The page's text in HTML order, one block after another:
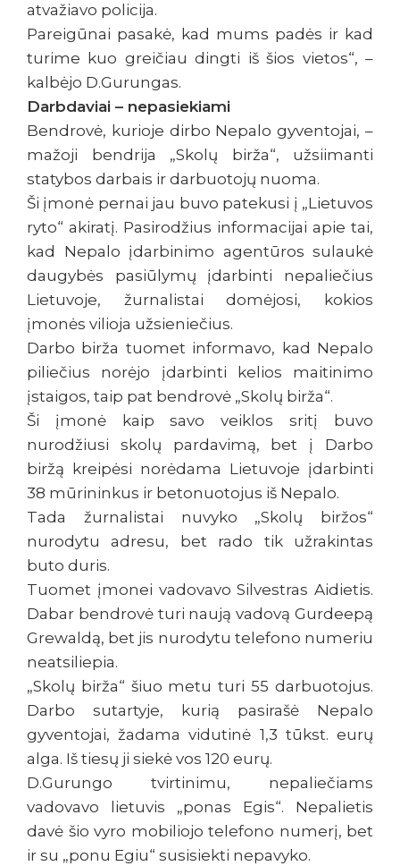
atvažiavo policija.
Pareigūnai pasakė, kad mums padės ir kad
turime kuo greičiau dingti iš šios vietos“, –
kalbėjo D.Gurungas.
Darbdaviai – nepasiekiami
Bendrovė, kurioje dirbo Nepalo gyventojai, –
mažoji bendrija „Skolų birža“, užsiimanti
statybos darbais ir darbuotojų nuoma.
Ši įmonė pernai jau buvo patekusi į „Lietuvos
ryto“ akiratį. Pasirodžius informacijai apie tai,
kad Nepalo įdarbinimo agentūros sulaukė
daugybės pasiūlymų įdarbinti nepaliečius
Lietuvoje, žurnalistai domėjosi, kokios
įmonės vilioja užsieniečius.
Darbo birža tuomet informavo, kad Nepalo
piliečius norėjo įdarbinti kelios maitinimo
įstaigos, taip pat bendrovė „Skolų birža“.
Ši įmonė kaip savo veiklos sritį buvo
nurodžiusi skolų pardavimą, bet į Darbo
biržą kreipėsi norėdama Lietuvoje įdarbinti
38 mūrininkus ir betonuotojus iš Nepalo.
Tada žurnalistai nuvyko „Skolų biržos“
nurodytu adresu, bet rado tik užrakintas
buto duris.
Tuomet įmonei vadovavo Silvestras Aidietis.
Dabar bendrovė turi naują vadovą Gurdeepą
Grewaldą, bet jis nurodytu telefono numeriu
neatsiliepia.
„Skolų birža“ šiuo metu turi 55 darbuotojus.
Darbo sutartyje, kurią pasirašė Nepalo
gyventojai, žadama vidutinė 1,3 tūkst. eurų
alga. Iš tiesų ji siekė vos 120 eurų.
D.Gurungo tvirtinimu, nepaliečiams
vadovavo lietuvis „ponas Egis“. Nepalietis
davė šio vyro mobiliojo telefono numerį, bet
ir su „ponu Egiu“ susisiekti nepavyko.